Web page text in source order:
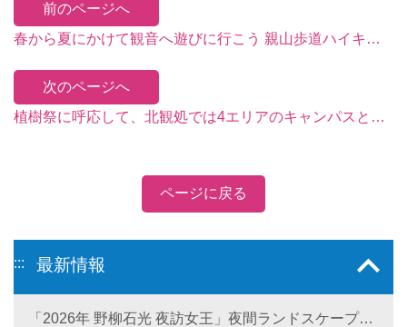
前のページへ
春から夏にかけて観音へ遊びに行こう 親山歩道ハイキング 豊かな自然生態の美しさ！
次のページへ
植樹祭に呼応して、北観処では4エリアのキャンパスと連携して観光の安全性を促進するため、数百本の苗木を植えました。
ページに戻る
::: 最新情報
「2026年 野柳石光 夜訪女王」夜間ランドスケープ美